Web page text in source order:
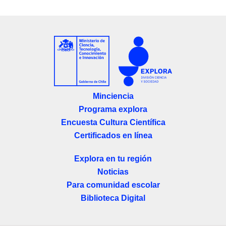
Minciencia
Programa explora
Encuesta Cultura Científica
Certificados en línea
Explora en tu región
Noticias
Para comunidad escolar
Biblioteca Digital